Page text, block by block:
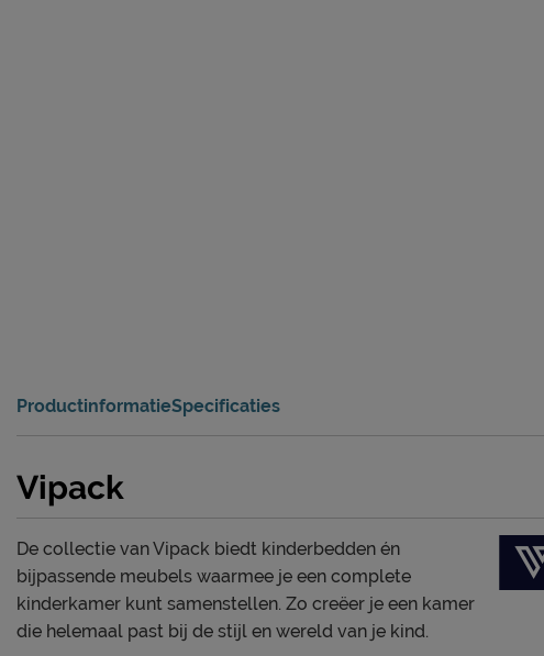
ProductinformatieSpecificaties
Vipack
De collectie van Vipack biedt kinderbedden én
bijpassende meubels waarmee je een complete
kinderkamer kunt samenstellen. Zo creëer je een kamer
die helemaal past bij de stijl en wereld van je kind.